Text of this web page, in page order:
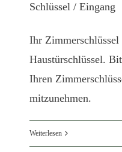
Schlüssel / Eingang
Ihr
Haustürschlüssel.
Ihren
mitzunehmen.
Weiterlesen